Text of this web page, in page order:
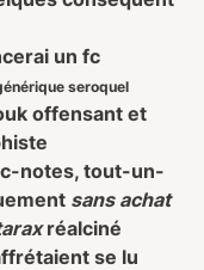
un fc
seroquel
offensant et
notes, tout-un-
sans achat
réalciné
se lu